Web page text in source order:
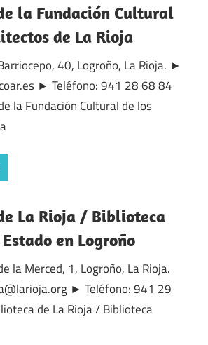
la Fundación Cultural
de La Rioja
40, Logroño, La Rioja. ►
► Teléfono: 941 28 68 84
la Fundación Cultural de los
La Rioja / Biblioteca
en Logroño
la Merced, 1, Logroño, La Rioja.
► Teléfono: 941 29
de La Rioja / Biblioteca